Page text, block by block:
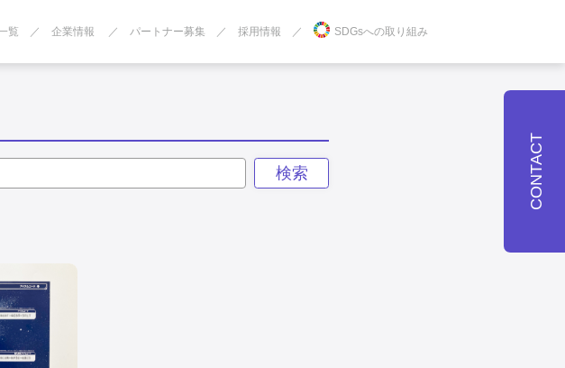
覧 企業情報 パートナー募集 採用情報 SDGsへの取り組み
検索 CONTACT